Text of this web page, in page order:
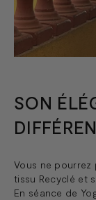
SON
Vous ne pourrez
tissu Recyclé et
En séance de